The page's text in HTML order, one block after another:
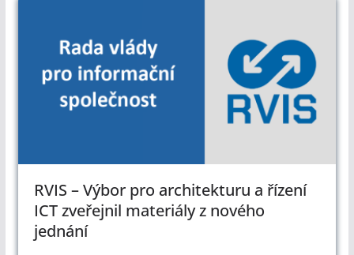
RVIS – Výbor pro architekturu a řízení
ICT zveřejnil materiály z nového
jednání